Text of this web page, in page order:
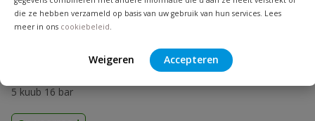
die ze hebben verzameld op basis van uw gebruik van hun services. Lees
meer in ons cookiebeleid.
Weigeren Accepteren
Beoordeling versturen
Watermeter Hidroconta Atlantis
5 kuub 16 bar